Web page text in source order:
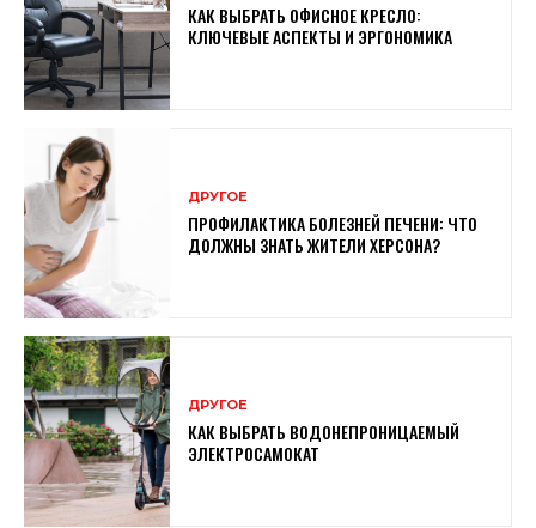
КАК ВЫБРАТЬ ОФИСНОЕ КРЕСЛО:
КЛЮЧЕВЫЕ АСПЕКТЫ И ЭРГОНОМИКА
ДРУГОЕ
ПРОФИЛАКТИКА БОЛЕЗНЕЙ ПЕЧЕНИ: ЧТО
ДОЛЖНЫ ЗНАТЬ ЖИТЕЛИ ХЕРСОНА?
ДРУГОЕ
КАК ВЫБРАТЬ ВОДОНЕПРОНИЦАЕМЫЙ
ЭЛЕКТРОСАМОКАТ